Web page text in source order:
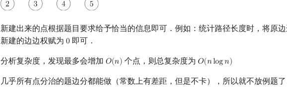
新建出来的点根据题目要求给予恰当的信息即可．例如：统计路径长度时，将原
新建的边边权赋为 0
0 即可．
分析复杂度，发现最多会增加 𝑂(𝑛)
O(n) 个点，则总复杂度为𝑂(𝑛log𝑛)
O(nlogn)
几乎所有点分治的题边分都能做（常数上有差距，但是不卡），所以就不放例题了